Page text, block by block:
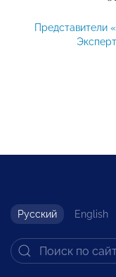
Русский English